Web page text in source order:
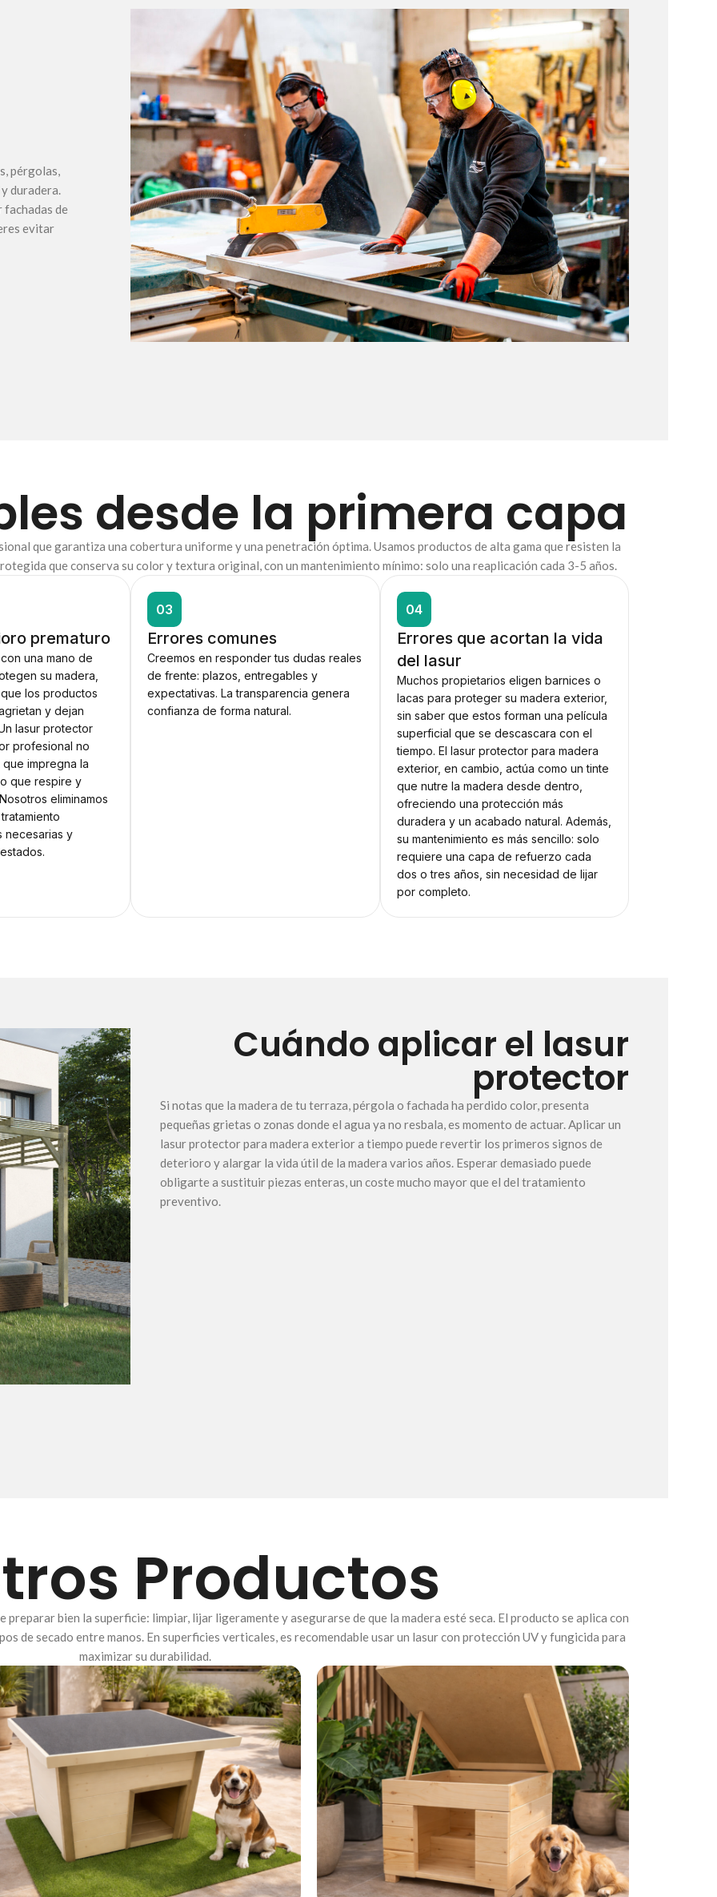
pérgolas,
duradera.
fachadas de
evitar
desde la primera capa
que garantiza una cobertura uniforme y una penetración óptima. Usamos productos de alta gama que resisten la
que conserva su color y textura original, con un mantenimiento mínimo: solo una reaplicación cada 3-5 años.
prematuro
una mano de
su madera,
los productos
y dejan
lasur protector
profesional no
impregna la
que respire y
eliminamos
necesarias y
03
Errores comunes
Creemos en responder tus dudas reales
de frente: plazos, entregables y
expectativas. La transparencia genera
confianza de forma natural.
04
Errores que acortan la vida
del lasur
Muchos propietarios eligen barnices o
lacas para proteger su madera exterior,
sin saber que estos forman una película
superficial que se descascara con el
tiempo. El lasur protector para madera
exterior, en cambio, actúa como un tinte
que nutre la madera desde dentro,
ofreciendo una protección más
duradera y un acabado natural. Además,
su mantenimiento es más sencillo: solo
requiere una capa de refuerzo cada
dos o tres años, sin necesidad de lijar
por completo.
Cuándo aplicar el lasur
protector
Si notas que la madera de tu terraza, pérgola o fachada ha perdido color, presenta
pequeñas grietas o zonas donde el agua ya no resbala, es momento de actuar. Aplicar un
lasur protector para madera exterior a tiempo puede revertir los primeros signos de
deterioro y alargar la vida útil de la madera varios años. Esperar demasiado puede
obligarte a sustituir piezas enteras, un coste mucho mayor que el del tratamiento
preventivo.
Productos
bien la superficie: limpiar, lijar ligeramente y asegurarse de que la madera esté seca. El producto se aplica con
de secado entre manos. En superficies verticales, es recomendable usar un lasur con protección UV y fungicida para
maximizar su durabilidad.